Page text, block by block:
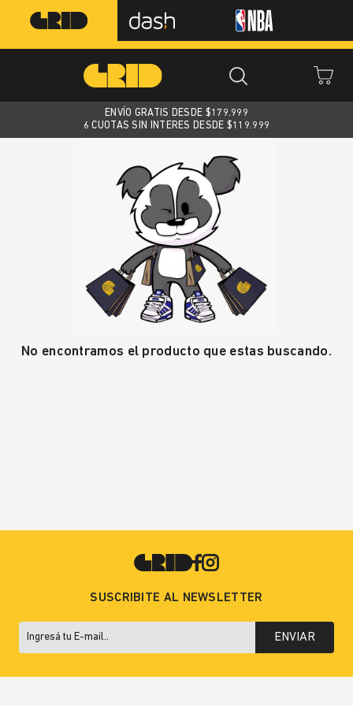
ENVÍO GRATIS DESDE $179.999
6 CUOTAS SIN INTERES DESDE $119.999
No encontramos el producto que estas buscando.
SUSCRIBITE AL NEWSLETTER
ENVIAR